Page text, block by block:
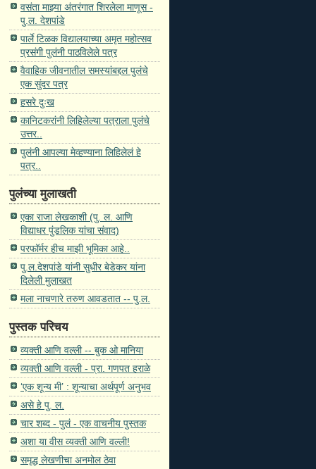
वसंता माझ्या अंतरंगात शिरलेला माणूस -
पु.ल. देशपांडे
पार्ले टिळक विद्यालयाच्या अमृत महोत्सव
प्रसंगी पुलंनी पाठविलेले पत्र
वैवाहिक जीवनातील समस्यांबद्दल पुलंचे
एक सुंदर पत्र
हसरे दुःख
कानिटकरांनी लिहिलेल्या पत्राला पुलंचे
उत्तर..
पुलंनी आपल्या मेव्हण्याना लिहिलेलं हे
पत्र..
पुलंच्या मुलाखती
एका राजा लेखकाशी (पु. ल. आणि
विद्याधर पुंडलिक यांचा संवाद)
परफॉर्मर हीच माझी भूमिका आहे..
पु.ल.देशपांडे यांनी सुधीर बेडेकर यांना
दिलेली मुलाखत
मला नाचणारे तरुण आवडतात -- पु.ल.
पुस्तक परिचय
व्यक्ती आणि वल्ली -- बुक ओ मानिया
व्यक्ती आणि वल्ली - प्रा. गणपत हराळे
‘एक शून्य मी’ : शून्याचा अर्थपूर्ण अनुभव
असे हे पु. ल.
चार शब्द - पुलं - एक वाचनीय पुस्तक
अशा या वीस व्यक्ती आणि वल्ली!
समृद्ध लेखणीचा अनमोल ठेवा